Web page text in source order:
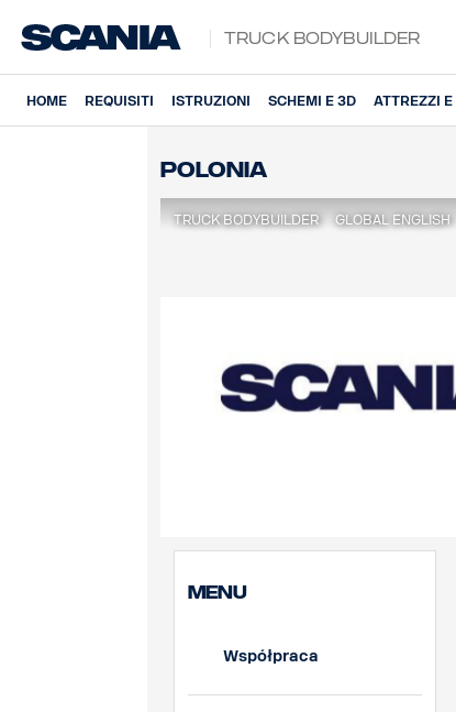
Truck Bodybuilder
HOME REQUISITI ISTRUZIONI SCHEMI E 3D ATTREZZI E
Polonia
TRUCK BODYBUILDER GLOBAL ENGLISH
MENU
Współpraca